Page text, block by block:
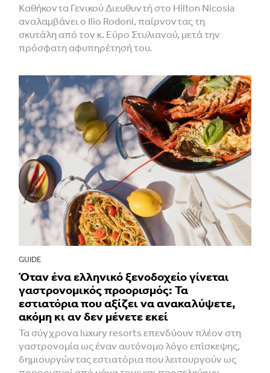
Καθήκοντα Γενικού Διευθυντή στο Hilton Nicosia
αναλαμβάνει ο Ilio Rodoni, παίρνοντας τη
σκυτάλη από τον κ. Εύρο Στυλιανού, μετά την
πρόσφατη αφυπηρέτησή του.
GUIDE
Όταν ένα ελληνικό ξενοδοχείο γίνεται
γαστρονομικός προορισμός: Τα
εστιατόρια που αξίζει να ανακαλύψετε,
ακόμη κι αν δεν μένετε εκεί
Τα σύγχρονα luxury resorts επενδύουν πλέον στη
γαστρονομία ως έναν αυτόνομο λόγο επίσκεψης,
δημιουργώντας εστιατόρια που λειτουργούν ως